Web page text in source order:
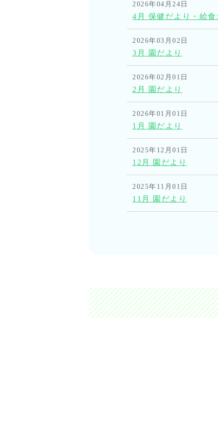
2026年04月24日
4月 保健だより・給
2026年03月02日
3月 園だより
2026年02月01日
2月 園だより
2026年01月01日
1月 園だより
2025年12月01日
12月 園だより
2025年11月01日
11月 園だより